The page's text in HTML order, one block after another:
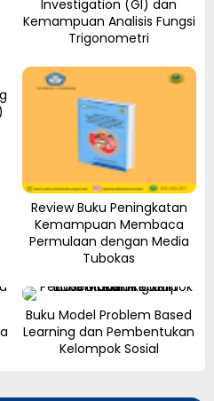
Investigation (GI) dan
Kemampuan Analisis Fungsi
Trigonometri
Review Buku Peningkatan
Kemampuan Membaca
Permulaan dengan Media
Tubokas
Buku Model Problem Based
Learning dan Pembentukan
Kelompok Sosial